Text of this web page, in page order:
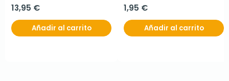
13,95 €
Añadir al carrito
1,95 €
Añadir al carrito